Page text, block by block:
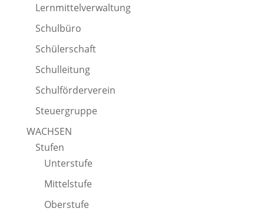
Lernmittelverwaltung
Schulbüro
Schülerschaft
Schulleitung
Schulförderverein
Steuergruppe
WACHSEN
Stufen
Unterstufe
Mittelstufe
Oberstufe